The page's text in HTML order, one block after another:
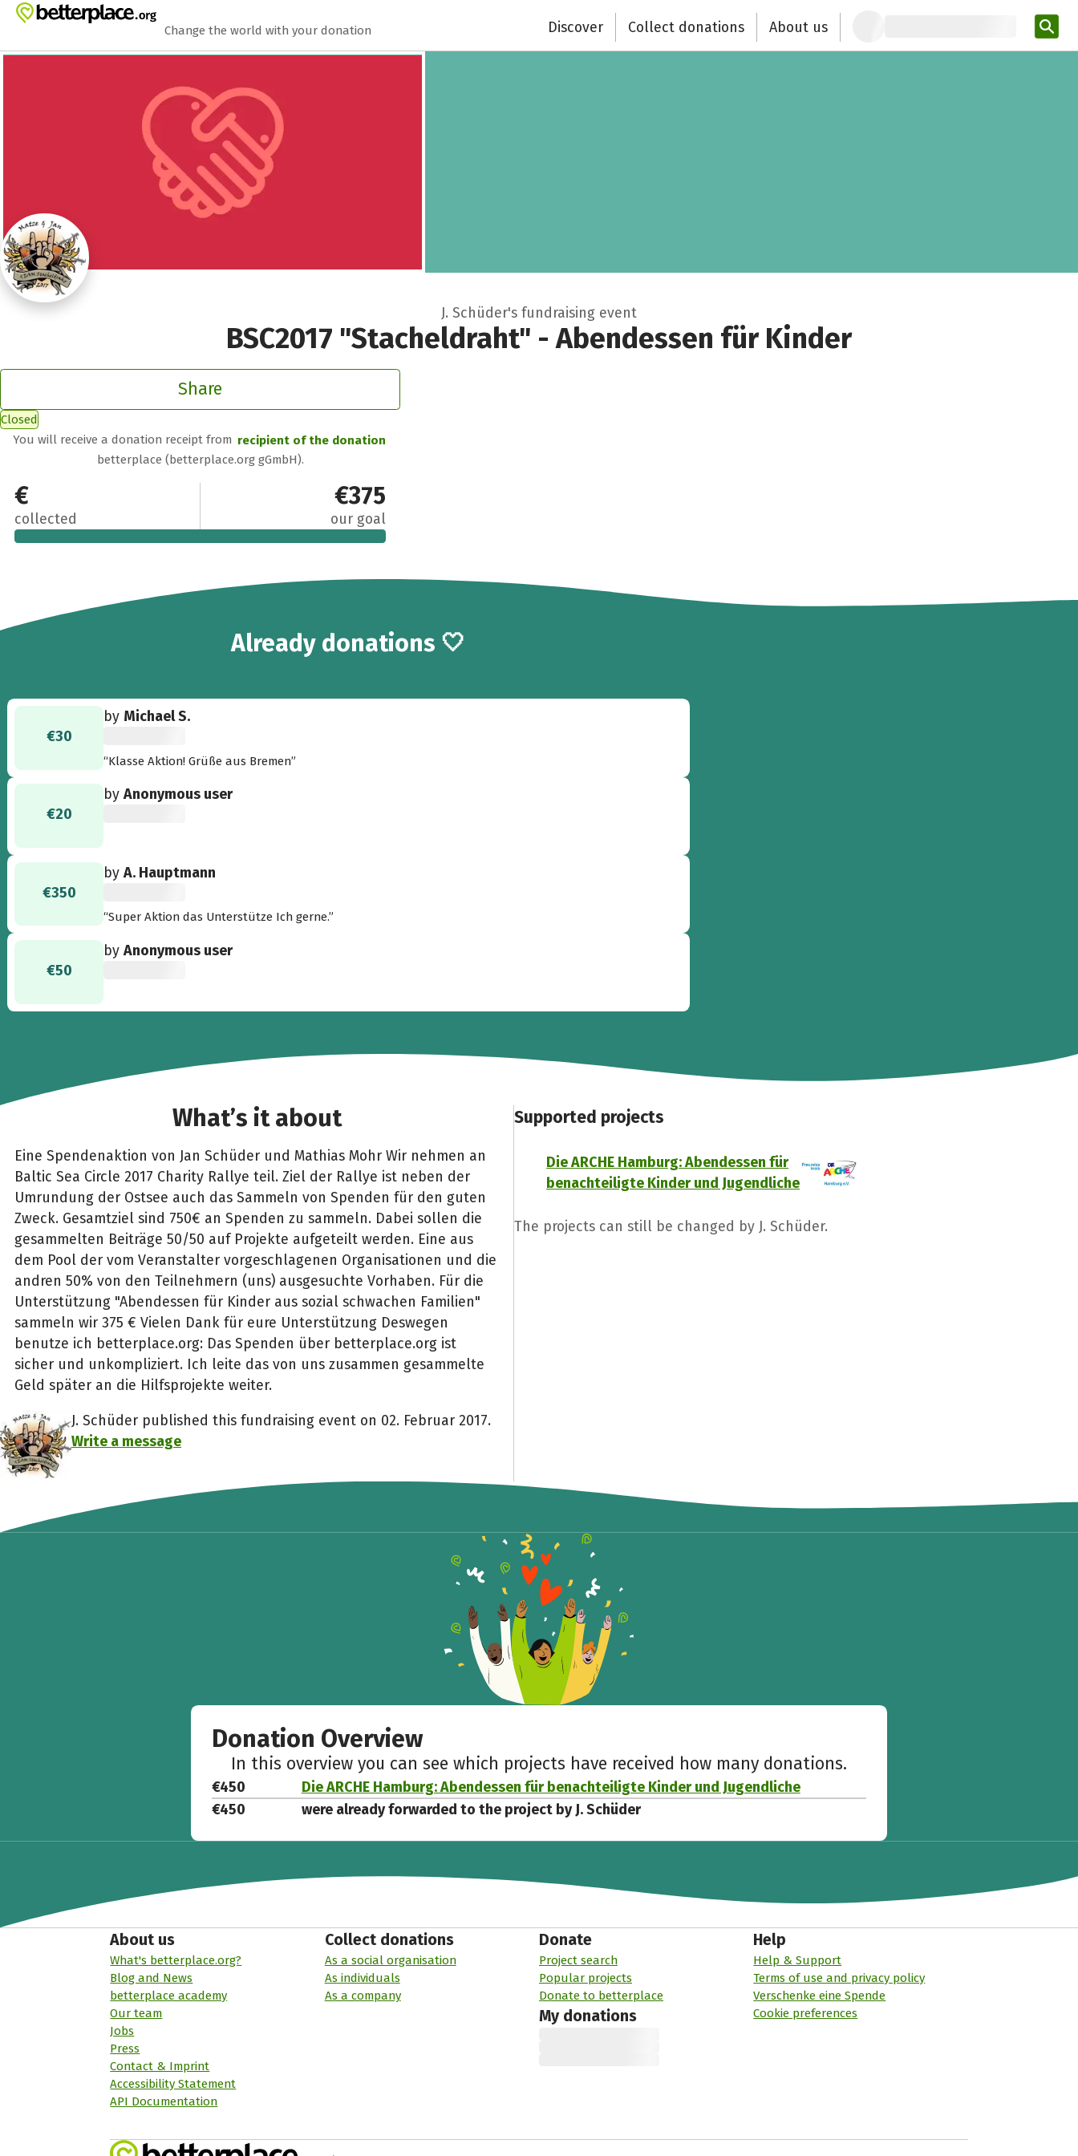
Zum Hauptinhalt springen
Erklärung zur Barrierefreiheit anzeigen
Change the world with your donation Discover Collect donations About us
J. Schüder's fundraising event
BSC2017 "Stacheldraht" - Abendessen für Kinder
Share
Closed
You will receive a donation receipt from recipient of the donation
betterplace (betterplace.org gGmbH).
€450
collected
€375
our goal
Already 4
donations 🤍
€30
by Michael S.
“Klasse Aktion! Grüße aus Bremen”
€20
byAnonymous user
€350
byA. Hauptmann
“Super Aktion das Unterstütze Ich gerne.”
€50
byAnonymous user
What’s it about
Eine Spendenaktion von Jan Schüder und Mathias Mohr Wir nehmen an
Baltic Sea Circle 2017 Charity Rallye teil. Ziel der Rallye ist neben der
Umrundung der Ostsee auch das Sammeln von Spenden für den guten
Zweck. Gesamtziel sind 750€ an Spenden zu sammeln. Dabei sollen die
gesammelten Beiträge 50/50 auf Projekte aufgeteilt werden. Eine aus
dem Pool der vom Veranstalter vorgeschlagenen Organisationen und die
andren 50% von den Teilnehmern (uns) ausgesuchte Vorhaben. Für die
Unterstützung "Abendessen für Kinder aus sozial schwachen Familien"
sammeln wir 375 € Vielen Dank für eure Unterstützung Deswegen
benutze ich betterplace.org: Das Spenden über betterplace.org ist
sicher und unkompliziert. Ich leite das von uns zusammen gesammelte
Geld später an die Hilfsprojekte weiter.
J. Schüder published this fundraising event on 02. Februar 2017.
Write a message
Supported projects
Die ARCHE Hamburg: Abendessen für
benachteiligte Kinder und Jugendliche
The projects can still be changed by J. Schüder.
Donation Overview
In this overview you can see which projects have received how many donations.
€450
Die ARCHE Hamburg: Abendessen für benachteiligte Kinder und Jugendliche
€450
were already forwarded to the project by J. Schüder
About us
What's betterplace.org?
Blog and News
betterplace academy
Our team
Jobs
Press
Contact & Imprint
Accessibility Statement
API Documentation
Collect donations
As a social organisation
As individuals
As a company
Donate
Project search
Popular projects
Donate to betterplace
My donations
Help
Help & Support
Terms of use and privacy policy
Verschenke eine Spende
Cookie preferences